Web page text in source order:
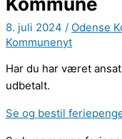
8. juli 2024 / Odense
Kommunenyt
Har du har været
udbetalt.
Se og bestil